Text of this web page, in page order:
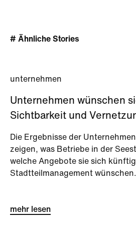
# Ähnliche Stories
unternehmen
Unternehmen wünschen
Sichtbarkeit und
Die Ergebnisse der
zeigen, was Betriebe in der
welche Angebote sie sich
Stadtteilmanagement wünschen.
mehr lesen